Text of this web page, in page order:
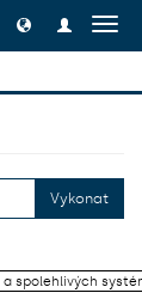
Vykonat
spolehlivých